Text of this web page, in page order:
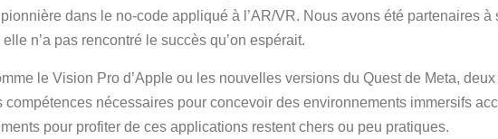
dans le no-code appliqué à l’AR/VR. Nous avons été partenaires à
n’a pas rencontré le succès qu’on espérait.
le Vision Pro d’Apple ou les nouvelles versions du Quest de Meta,
compétences nécessaires pour concevoir des environnements immersifs
pour profiter de ces applications restent chers ou peu pratiques.